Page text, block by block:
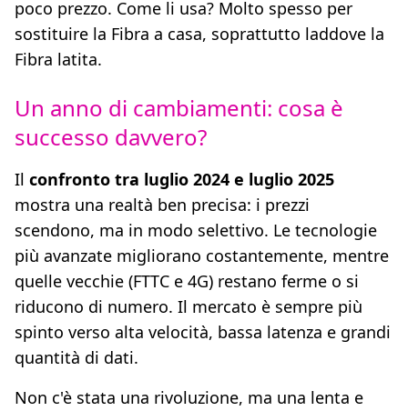
poco prezzo. Come li usa? Molto spesso per
sostituire la Fibra a casa, soprattutto laddove la
Fibra latita.
Un anno di cambiamenti: cosa è
successo davvero?
Il confronto tra luglio 2024 e luglio 2025
mostra una realtà ben precisa: i prezzi
scendono, ma in modo selettivo. Le tecnologie
più avanzate migliorano costantemente, mentre
quelle vecchie (FTTC e 4G) restano ferme o si
riducono di numero. Il mercato è sempre più
spinto verso alta velocità, bassa latenza e grandi
quantità di dati.
Non c'è stata una rivoluzione, ma una lenta e